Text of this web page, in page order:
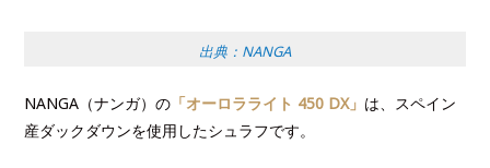
出典：NANGA
NANGA（ナンガ）の 「オーロラライト 450 DX」 は、スペイン
産ダックダウンを使用したシュラフです。